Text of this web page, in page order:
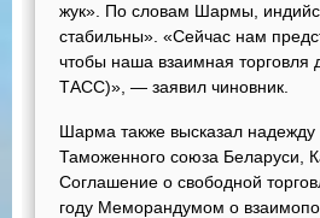
жук». По словам Шармы,
стабильны». «Сейчас нам
чтобы наша взаимная
ТАСС)», — заявил чиновник.
Шарма также высказал
Таможенного союза Беларуси,
Соглашение о свободной
году Меморандумом о